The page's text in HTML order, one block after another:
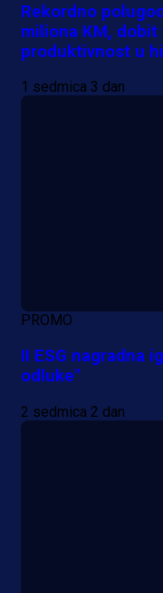
Rekordno
miliona KM,
produktivnost u
1 sedmica 3 dan
PROMO
II ESG nagradna
odluke"
2 sedmica 2 dan